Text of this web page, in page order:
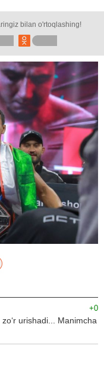
bilan o'rtoqlashing!
+0
urishadi... Manimcha